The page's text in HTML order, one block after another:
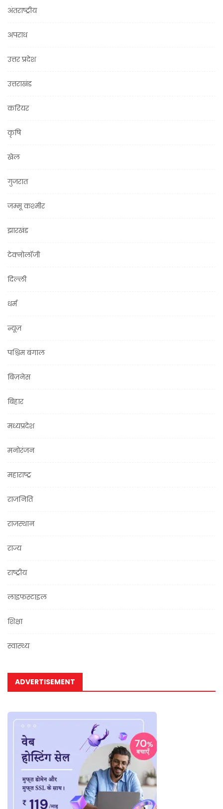
अंतराष्ट्रीय
अपराध
उत्तर प्रदेश
उत्तराखंड
करियर
कृषि
खेल
गुजरात
जम्मू कश्मीर
झारखंड
टेक्नोलॉजी
दिल्ली
धर्म
न्यूज़
पश्चिम बंगाल
बिज़नेस
बिहार
मध्यप्रदेश
मनोरंजन
महाराष्ट्र
राजनिति
राजस्थान
राज्य
राष्ट्रीय
लाइफस्टाइल
शिक्षा
स्वास्थ्य
ADVERTISEMENT